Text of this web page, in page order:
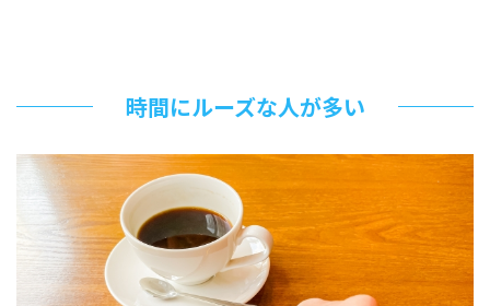
時間にルーズな人が多い